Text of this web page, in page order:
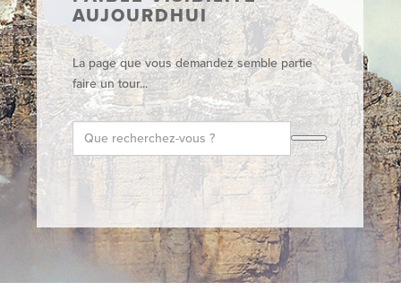
AUJOURDHUI
La page que vous demandez semble partie
faire un tour...